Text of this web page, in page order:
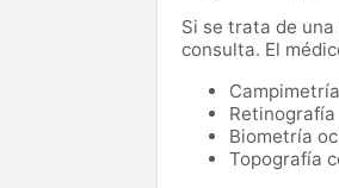
Si se trata de
consulta. El
Retinografía
Biometría
Topografía